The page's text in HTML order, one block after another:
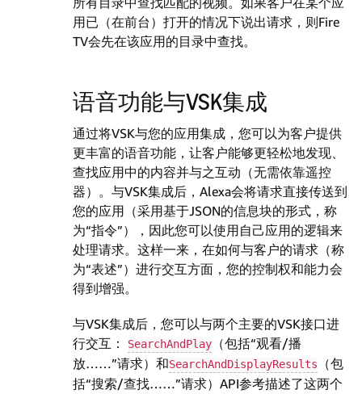
用已（在前台）打开的情况下说出请求，则Fire
TV会先在该应用的目录中查找。
语音功能与VSK集成
通过将VSK与您的应用集成，您可以为客户提供
更丰富的语音功能，让客户能够更轻松地发现、
查找应用中的内容并与之互动（无需依靠遥控
器）。与VSK集成后，Alexa会将请求直接传送到
您的应用（采用基于JSON的信息块的形式，称
为“指令”），因此您可以使用自己应用的逻辑来
处理请求。这样一来，在如何与客户的请求（称
为“表述”）进行交互方面，您的控制权和能力会
得到增强。
与VSK集成后，您可以与两个主要的VSK接口进
行交互：
SearchAndPlay
（包括“观看/播
放……”请求）和SearchAndDisplayResults
（包
括“搜索/查找……”请求）API参考描述了这两个